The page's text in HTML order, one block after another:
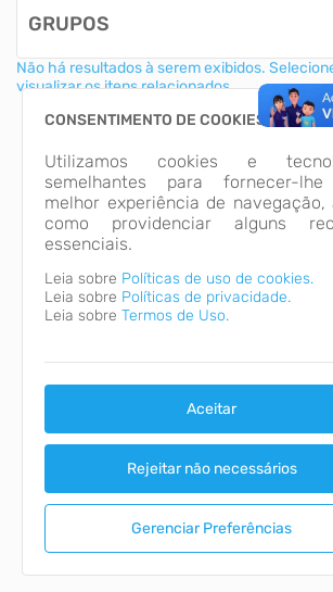
Autoatendimento
Mapa do Site
GRUPOS
Não há resultados à serem exibidos.
visualizar os itens relacionados.
CONSENTIMENTO DE COOKIES
Utilizamos cookies e
semelhantes para fornecer-
melhor experiência de navegação,
como providenciar alguns
essenciais.
Leia sobre Políticas de uso de cookies.
Leia sobre Políticas de privacidade.
Leia sobre Termos de Uso.
Aceitar
Rejeitar não necessários
Gerenciar Preferências